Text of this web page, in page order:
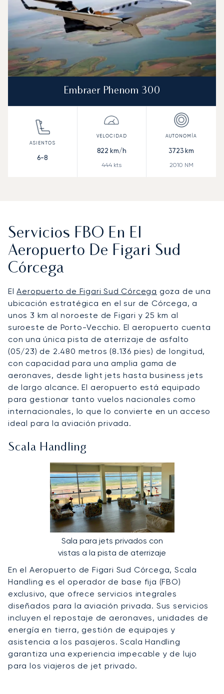
Embraer Phenom 300
6-8
822 km/h
444 kts
3723 km
2010 NM
Servicios FBO En El
Aeropuerto De Figari Sud
Córcega
ElAeropuerto de Figari Sud Córcega goza de una
ubicación estratégica en el sur de Córcega, a
unos 3 km al noroeste de Figari y 25 km al
suroeste de Porto-Vecchio. El aeropuerto cuenta
con una única pista de aterrizaje de asfalto
(05/23) de 2.480 metros (8.136 pies) de longitud,
con capacidad para una amplia gama de
aeronaves, desde light jets hasta business jets
de largo alcance. El aeropuerto está equipado
para gestionar tanto vuelos nacionales como
internacionales, lo que lo convierte en un acceso
ideal para la aviación privada.
Scala Handling
Sala para jets privados con
vistas a la pista de aterrizaje
En el Aeropuerto de Figari Sud Córcega, Scala
Handling es el operador de base fija (FBO)
exclusivo, que ofrece servicios integrales
diseñados para la aviación privada. Sus servicios
incluyen el repostaje de aeronaves, unidades de
energía en tierra, gestión de equipajes y
asistencia a los pasajeros. Scala Handling
garantiza una experiencia impecable y de lujo
para los viajeros de jet privado.